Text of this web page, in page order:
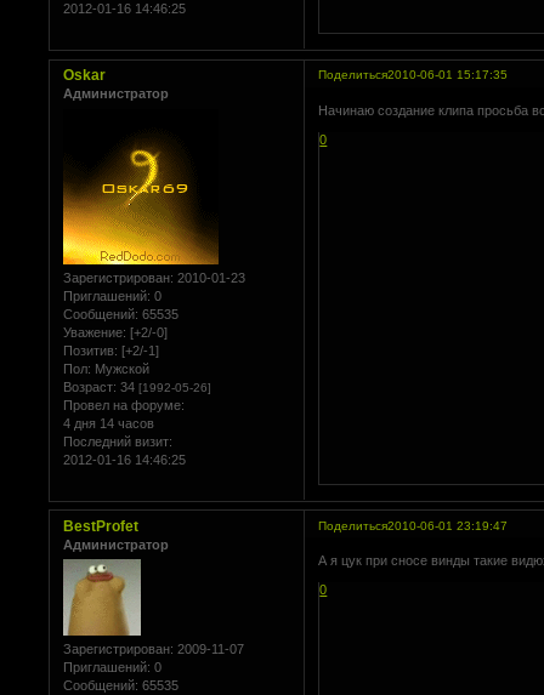
2012-01-16 14:46:25
Поделиться2010-06-01 15:17:35
Oskar
Администратор
Зарегистрирован: 2010-01-23
Приглашений: 0
Сообщений: 65535
Уважение: [+2/-0]
Позитив: [+2/-1]
Пол: Мужской
Возраст: 34[1992-05-26]
Провел на форуме:
4 дня 14 часов
Последний визит:
2012-01-16 14:46:25
Начинаю создание клипа просьба
0
Поделиться2010-06-01 23:19:47
BestProfet
Администратор
Зарегистрирован: 2009-11-07
Приглашений: 0
Сообщений: 65535
А я цук при сносе винды такие
0